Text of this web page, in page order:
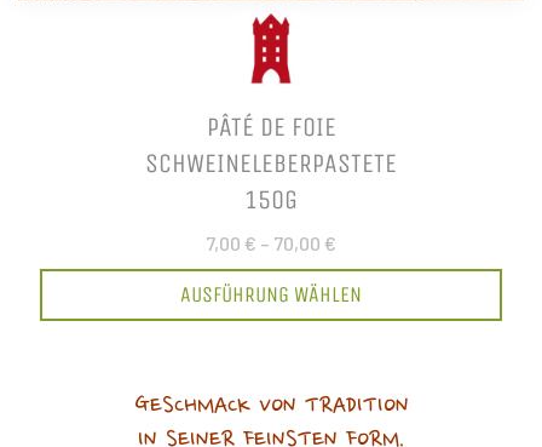
PÂTÉ DE FOIE
SCHWEINELEBERPASTETE
150G
7,00 € – 70,00 €
AUSFÜHRUNG WÄHLEN
GESCHMACK VON TRADITION
IN SEINER FEINSTEN FORM.